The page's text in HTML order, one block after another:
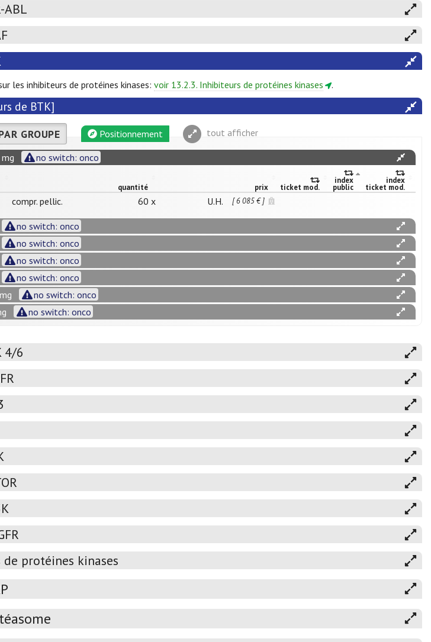
ABL
les inhibiteurs de protéines kinases: voir 13.2.3. Inhibiteurs de protéines kinases .
de BTK]
GROUPE Positionnement tout afficher
no switch: onco
quantité prix ticket mod.
index
public
index
ticket mod.
compr. pellic. 60 x U.H. [ 6 085 € ]
no switch: onco
no switch: onco
no switch: onco
no switch: onco
no switch: onco
no switch: onco
4/6
protéines kinases